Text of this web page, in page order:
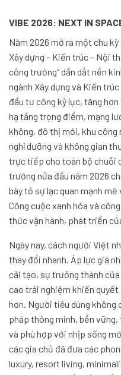
VIBE 2026: NEXT IN
Năm 2026 mở ra một chu
Xây dựng – Kiến trúc – Nội
công trường” dẫn dắt nền
ngành Xây dựng và Kiến
đầu tư công kỷ lục, tăng hơn
hạ tầng trọng điểm, mạng
không, đô thị mới, khu công
nghỉ dưỡng và không gian
trực tiếp cho toàn bộ chuỗi
trường nửa đầu năm 2026
bày tỏ sự lạc quan mạnh
Công cuộc xanh hóa và
thức vận hành, phát triển
Ngày nay, cách người Việt
thay đổi nhanh. Áp lực giá
cải tạo, sự trưởng thành
cao trải nghiệm khiến
hơn. Người tiêu dùng không
pháp thông minh, bền
và phù hợp với nhịp sống
các gia chủ đã đưa các
luxury, resort living,